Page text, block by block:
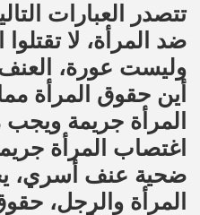
تتصدر العبارات
ضد المرأة، لا تقتلوا
وليست عورة، العنف
أين حقوق المرأة
المرأة جريمة ويجب
اغتصاب المرأة
ضحية عنف أسري،
المرأة والرجل،